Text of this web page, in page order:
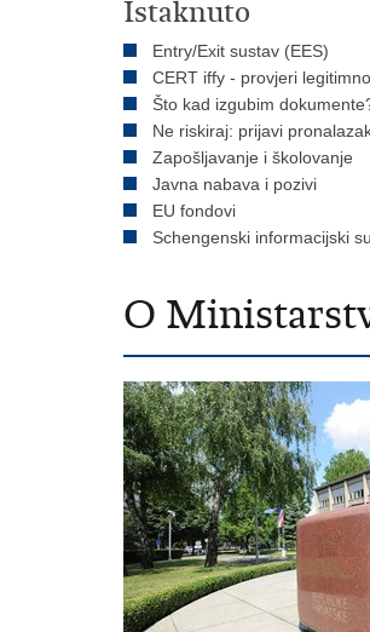
Istaknuto
Entry/Exit sustav (EES)
CERT iffy - provjeri
Što kad izgubim
Ne riskiraj: prijavi
Zapošljavanje i školovanje
Javna nabava i pozivi
EU fondovi
Schengenski informacijski
O